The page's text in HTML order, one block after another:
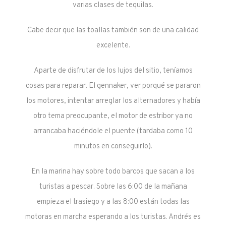
varias clases de tequilas.
Cabe decir que las toallas también son de una calidad
excelente.
Aparte de disfrutar de los lujos del sitio, teníamos
cosas para reparar. El gennaker, ver porqué se pararon
los motores, intentar arreglar los alternadores y había
otro tema preocupante, el motor de estribor ya no
arrancaba haciéndole el puente (tardaba como 10
minutos en conseguirlo).
En la marina hay sobre todo barcos que sacan a los
turistas a pescar. Sobre las 6:00 de la mañana
empieza el trasiego y a las 8:00 están todas las
motoras en marcha esperando a los turistas. Andrés es